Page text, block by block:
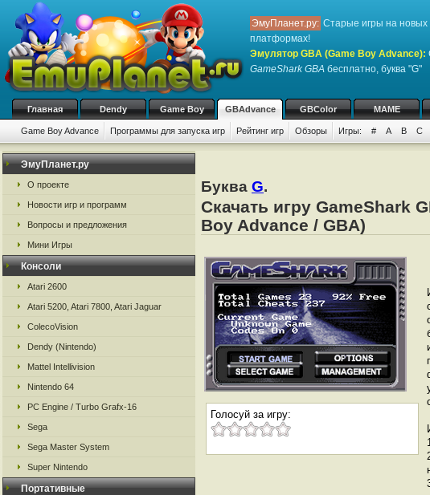
ЭмуПланет.ру: Старые игры на новых
платформах!
Эмулятор GBA (Game Boy Advance):
GameShark GBA бесплатно, буква "G"
Главная Dendy Game Boy GBAdvance GBColor MAME
Game Boy Advance Программы для запуска игр Рейтинг игр Обзоры Игры: # A B C
ЭмуПланет.ру
О проекте
Новости игр и программ
Вопросы и предложения
Мини Игры
Консоли
Atari 2600
Atari 5200, Atari 7800, Atari Jaguar
ColecoVision
Dendy (Nintendo)
Mattel Intellivision
Nintendo 64
PC Engine / Turbo Grafx-16
Sega
Sega Master System
Super Nintendo
Портативные
Буква G.
Скачать игру GameShark
Boy Advance / GBA)
Голосуй за игру: